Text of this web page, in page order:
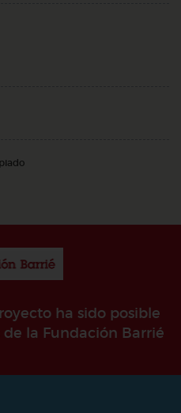
ha sido posible
la Fundación Barrié